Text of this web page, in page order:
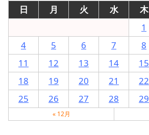
日
月 火 水 木
1
4
5 6 7 8
11
12 13 14 15
18
19 20 21 22
25
26 27 28 29
« 12月